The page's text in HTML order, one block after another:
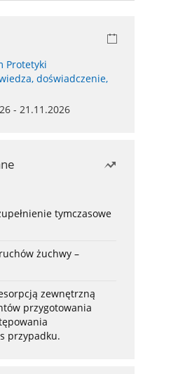
Protetyki
doświadczenie,
- 21.11.2026
tymczasowe
żuchwy –
zewnętrzną
przygotowania
przypadku.